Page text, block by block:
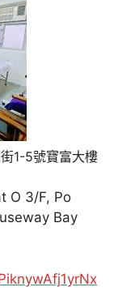
1-5號寶富大樓
O 3/F, Po
Bay